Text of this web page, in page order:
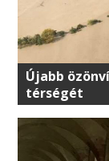
Újabb
térségét